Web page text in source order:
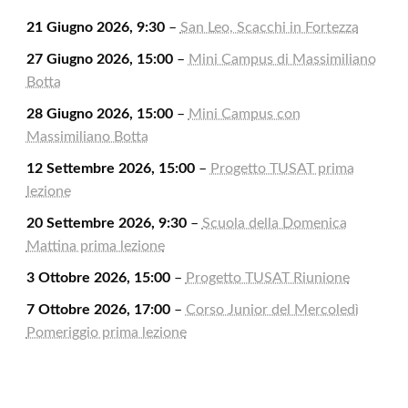
21 Giugno 2026, 9:30– San Leo, Scacchi in Fortezza
27 Giugno 2026, 15:00– Mini Campus di Massimiliano
Botta
28 Giugno 2026, 15:00– Mini Campus con
Massimiliano Botta
12 Settembre 2026, 15:00– Progetto TUSAT prima
lezione
20 Settembre 2026, 9:30– Scuola della Domenica
Mattina prima lezione
3 Ottobre 2026, 15:00– Progetto TUSAT Riunione
7 Ottobre 2026, 17:00– Corso Junior del Mercoledì
Pomeriggio prima lezione